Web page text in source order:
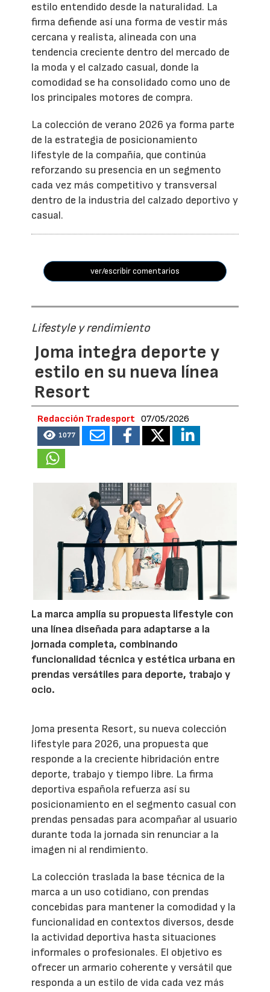
estilo entendido desde la naturalidad. La
firma defiende así una forma de vestir más
cercana y realista, alineada con una
tendencia creciente dentro del mercado de
la moda y el calzado casual, donde la
comodidad se ha consolidado como uno de
los principales motores de compra.
La colección de verano 2026 ya forma parte
de la estrategia de posicionamiento
lifestyle de la compañía, que continúa
reforzando su presencia en un segmento
cada vez más competitivo y transversal
dentro de la industria del calzado deportivo y
casual.
ver/escribir comentarios
Lifestyle y rendimiento
Joma integra deporte y
estilo en su nueva línea
Resort
Redacción Tradesport 07/05/2026
1077
La marca amplía su propuesta lifestyle con
una línea diseñada para adaptarse a la
jornada completa, combinando
funcionalidad técnica y estética urbana en
prendas versátiles para deporte, trabajo y
ocio.
Joma presenta Resort, su nueva colección
lifestyle para 2026, una propuesta que
responde a la creciente hibridación entre
deporte, trabajo y tiempo libre. La firma
deportiva española refuerza así su
posicionamiento en el segmento casual con
prendas pensadas para acompañar al usuario
durante toda la jornada sin renunciar a la
imagen ni al rendimiento.
La colección traslada la base técnica de la
marca a un uso cotidiano, con prendas
concebidas para mantener la comodidad y la
funcionalidad en contextos diversos, desde
la actividad deportiva hasta situaciones
informales o profesionales. El objetivo es
ofrecer un armario coherente y versátil que
responda a un estilo de vida cada vez más